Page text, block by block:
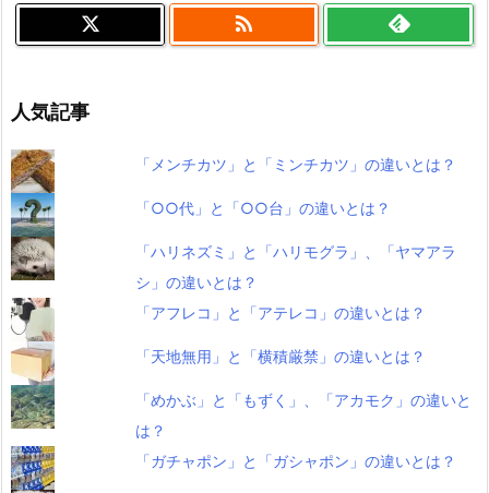

人気記事
「メンチカツ」と「ミンチカツ」の違いとは？
「○○代」と「○○台」の違いとは？
「ハリネズミ」と「ハリモグラ」、「ヤマアラ
シ」の違いとは？
「アフレコ」と「アテレコ」の違いとは？
「天地無用」と「横積厳禁」の違いとは？
「めかぶ」と「もずく」、「アカモク」の違いと
は？
「ガチャポン」と「ガシャポン」の違いとは？